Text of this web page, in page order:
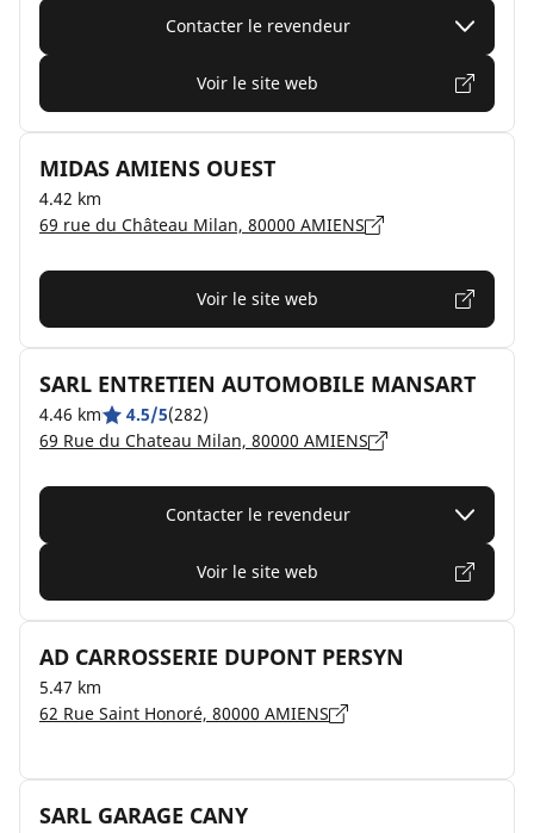
Contacter le revendeur
Voir le site web
MIDAS AMIENS OUEST
4.42 km
69 rue du Château Milan, 80000 AMIENS
Voir le site web
SARL ENTRETIEN AUTOMOBILE MANSART
4.46 km 4.5/5(282)
69 Rue du Chateau Milan, 80000 AMIENS
Contacter le revendeur
Voir le site web
AD CARROSSERIE DUPONT PERSYN
5.47 km
62 Rue Saint Honoré, 80000 AMIENS
SARL GARAGE CANY